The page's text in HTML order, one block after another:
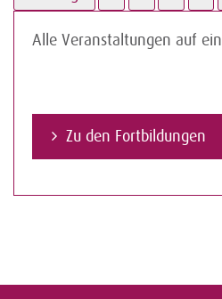
Alle Veranstaltungen auf
Zu den Fortbildungen